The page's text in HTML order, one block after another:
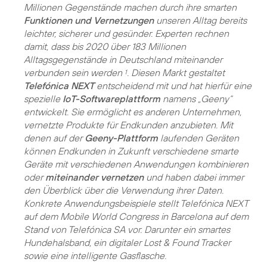
Millionen Gegenstände machen durch ihre smarten
Funktionen und Vernetzungenunseren Alltag bereits
leichter, sicherer und gesünder. Experten rechnen
damit, dass bis 2020 über 183 Millionen
Alltagsgegenstände in Deutschland miteinander
verbunden sein werden 1. Diesen Markt gestaltet
Telefónica NEXTentscheidend mit und hat hierfür eine
spezielle IoT-Softwareplattform namens „Geeny“
entwickelt. Sie ermöglicht es anderen Unternehmen,
vernetzte Produkte für Endkunden anzubieten. Mit
denen auf der Geeny-Plattform laufenden Geräten
können Endkunden in Zukunft verschiedene smarte
Geräte mit verschiedenen Anwendungen kombinieren
odermiteinander vernetzenund haben dabei immer
den Überblick über die Verwendung ihrer Daten.
Konkrete Anwendungsbeispiele stellt Telefónica NEXT
auf dem Mobile World Congress in Barcelona auf dem
Stand von Telefónica SA vor. Darunter ein smartes
Hundehalsband, ein digitaler Lost & Found Tracker
sowie eine intelligente Gasflasche.